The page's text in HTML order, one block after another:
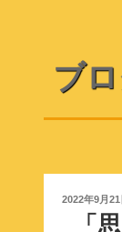
ブ
投
2022年9月21
「